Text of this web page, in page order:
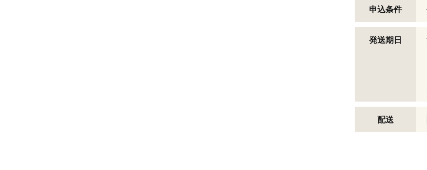
申込条件
発送期日
配送